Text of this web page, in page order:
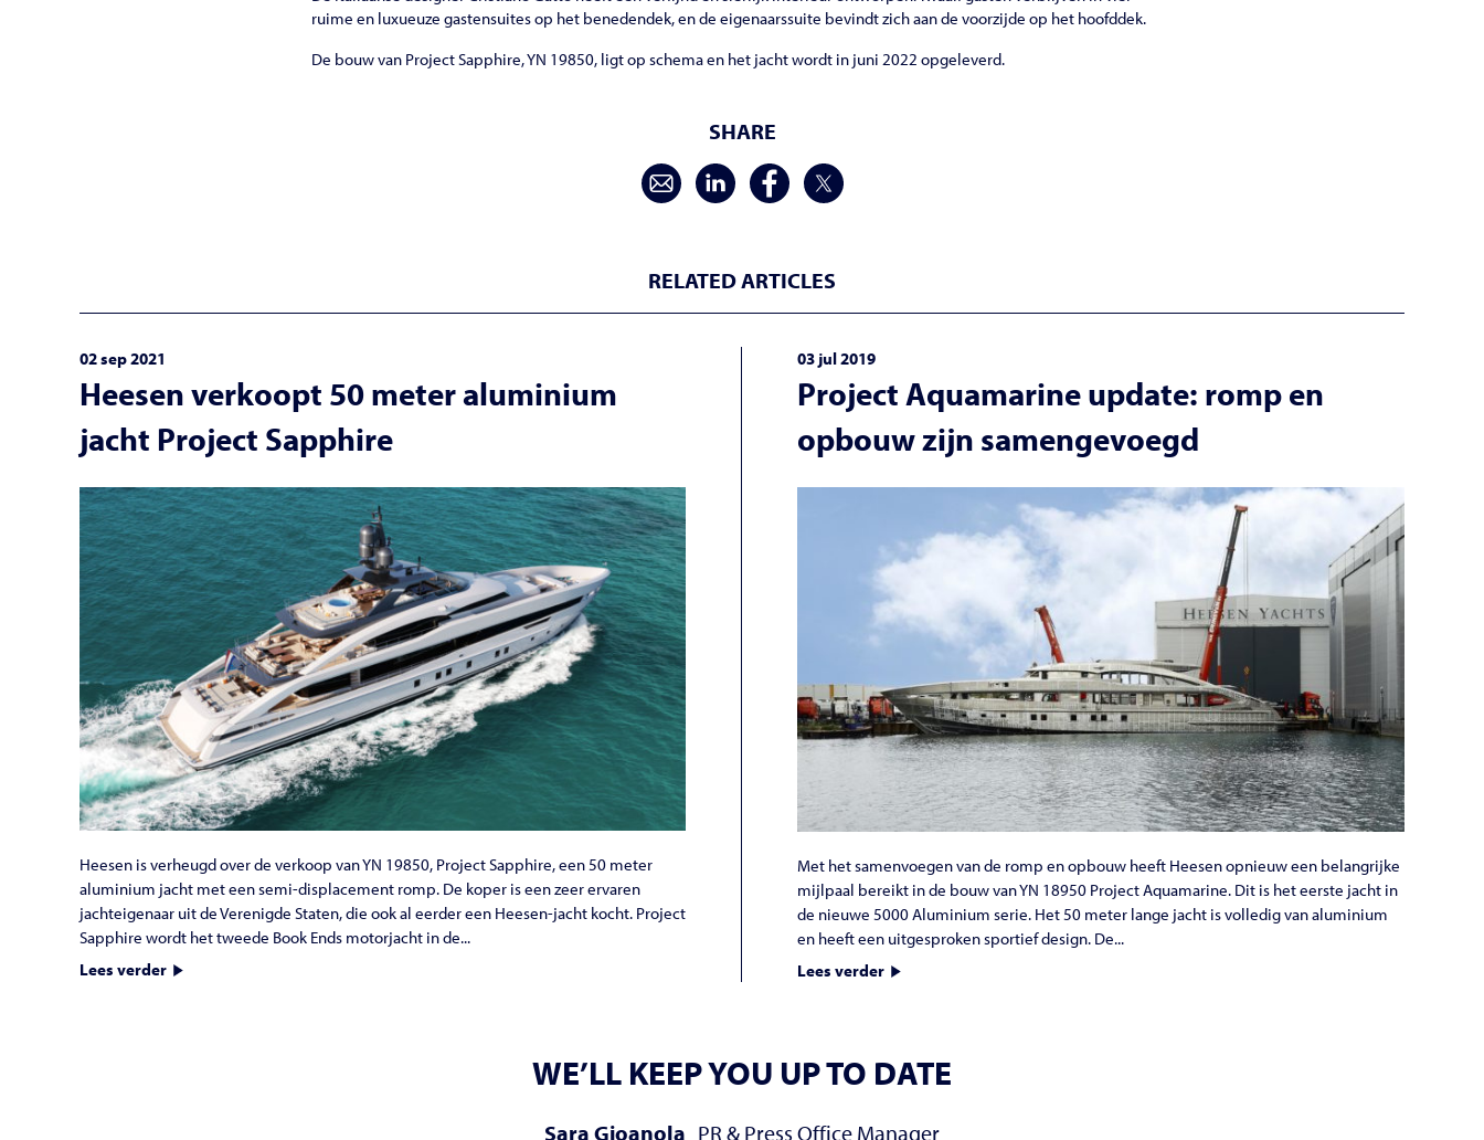
ruime en luxueuze gastensuites op het benedendek, en de eigenaarssuite bevindt zich aan de voorzijde op het hoofddek.
De bouw van Project Sapphire, YN 19850, ligt op schema en het jacht wordt in juni 2022 opgeleverd.
SHARE
RELATED ARTICLES
02 sep 2021
Heesen verkoopt 50 meter aluminium
jacht Project Sapphire
Heesen is verheugd over de verkoop van YN 19850, Project Sapphire, een 50 meter
aluminium jacht met een semi-displacement romp. De koper is een zeer ervaren
jachteigenaar uit de Verenigde Staten, die ook al eerder een Heesen-jacht kocht. Project
Sapphire wordt het tweede Book Ends motorjacht in de...
Lees verder
03 jul 2019
Project Aquamarine update: romp en
opbouw zijn samengevoegd
Met het samenvoegen van de romp en opbouw heeft Heesen opnieuw een belangrijke
mijlpaal bereikt in de bouw van YN 18950 Project Aquamarine. Dit is het eerste jacht in
de nieuwe 5000 Aluminium serie. Het 50 meter lange jacht is volledig van aluminium
en heeft een uitgesproken sportief design. De...
Lees verder
WE’LL KEEP YOU UP TO DATE
Sara Gioanola PR & Press Office Manager